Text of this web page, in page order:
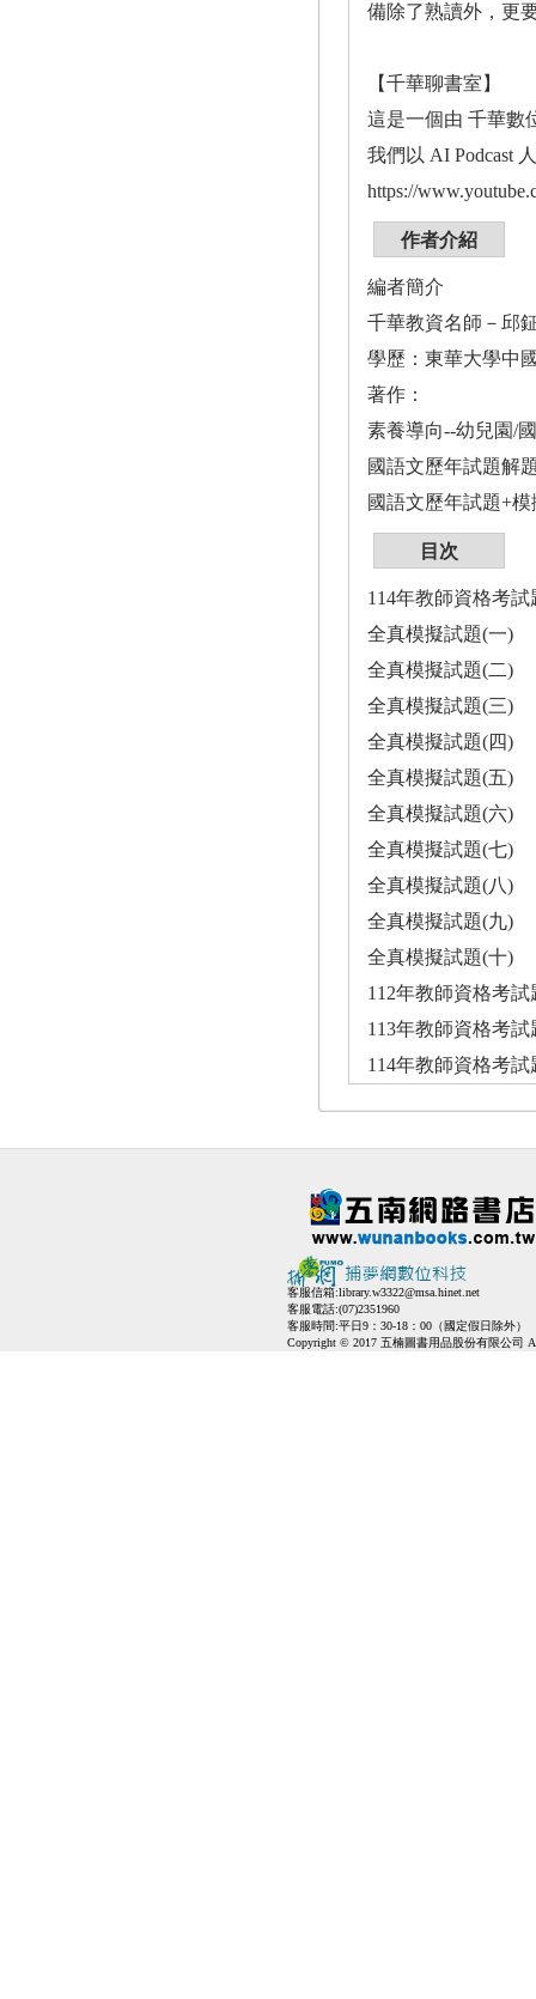
備除了熟讀外，更
【千華聊書室】
這是一個由 千華數
我們以 AI Podcast
https://
作者介紹
編者簡介
千華教資名師－邱
學歷：東華大學中
著作：
素養導向--幼兒園/
國語文歷年試題解
國語文歷年試題+
目次
114年教師資格考
全真模擬試題(一)
全真模擬試題(二)
全真模擬試題(三)
全真模擬試題(四)
全真模擬試題(五)
全真模擬試題(六)
全真模擬試題(七)
全真模擬試題(八)
全真模擬試題(九)
全真模擬試題(十)
112年教師資格考
113年教師資格考
114年教師資格考
客服信箱:library.w3322@msa.hinet.net
客服電話:(07)2351960
客服時間:平日9：30-18：00（國定假日除外）
Copyright © 2017 五楠圖書用品股份有限公司